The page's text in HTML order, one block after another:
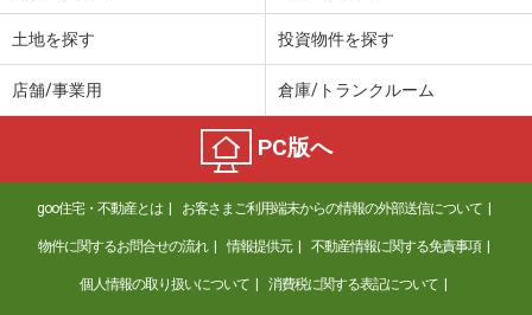
土地を探す 投資物件を探す
店舗/事業用 倉庫/トランクルーム
PC版へ
goo住宅・不動産とは お客さまご利用端末からの情報の外部送信について
物件に関するお問合せの流れ 情報提供元 不動産情報に関する免責事項
個人情報の取り扱いについて 消費税に関する表記について